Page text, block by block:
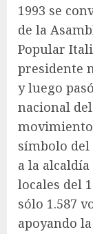
1993 se
de la
Popular
presidente
y luego
nacional del
movimiento
símbolo del
a la alcaldía
locales del
sólo 1.587
apoyando